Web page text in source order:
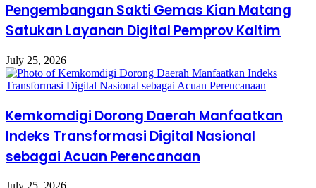
Pengembangan Sakti Gemas Kian Matang
Satukan Layanan Digital Pemprov Kaltim
July 25, 2026
Kemkomdigi Dorong Daerah Manfaatkan
Indeks Transformasi Digital Nasional
sebagai Acuan Perencanaan